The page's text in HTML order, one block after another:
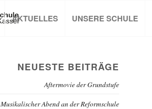
AKTUELLES UNSERE SCHULE
NEUESTE BEITRÄGE
Aftermovie der Grundstufe
Musikalischer Abend an der Reformschule